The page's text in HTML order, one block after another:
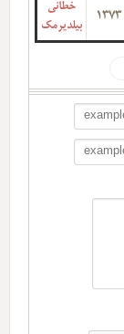
1373
خطانی
بیلدیرمک